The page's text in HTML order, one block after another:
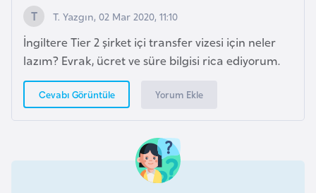
T. Yazgın, 02 Mar 2020, 11:10
İngiltere Tier 2 şirket içi transfer vizesi için neler
lazım? Evrak, ücret ve süre bilgisi rica ediyorum.
Cevabı Görüntüle Yorum Ekle
a
m
b
i
y
a